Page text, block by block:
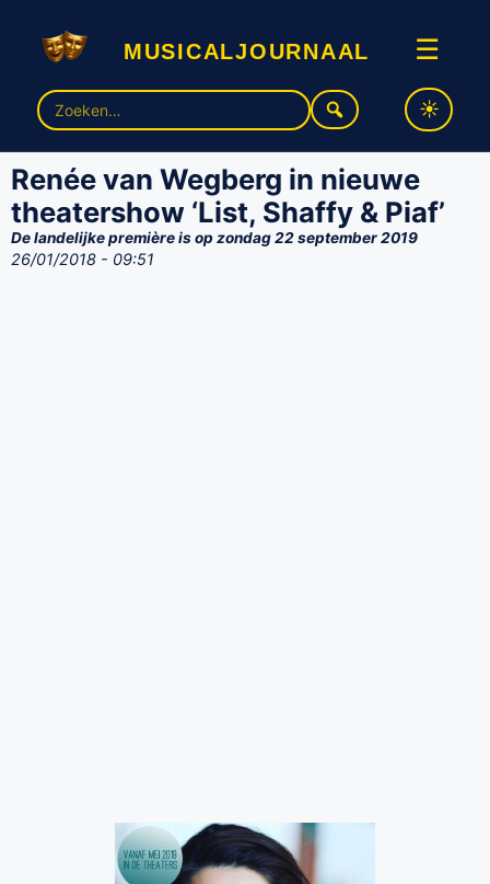
musicaljournaal ☰
Zoek
naar:
Renée van Wegberg in nieuwe
theatershow ‘List, Shaffy & Piaf’
De landelijke première is op zondag 22 september 2019
26/01/2018 - 09:51